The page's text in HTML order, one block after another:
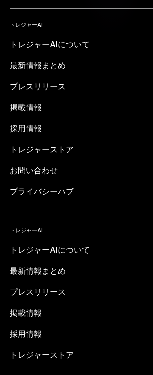
トレジャーAI
トレジャーAIについて
最新情報まとめ
プレスリリース
掲載情報
採用情報
トレジャーストア
お問い合わせ
プライバシーハブ
トレジャーAI
トレジャーAIについて
最新情報まとめ
プレスリリース
掲載情報
採用情報
トレジャーストア